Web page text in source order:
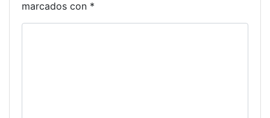
marcados con *